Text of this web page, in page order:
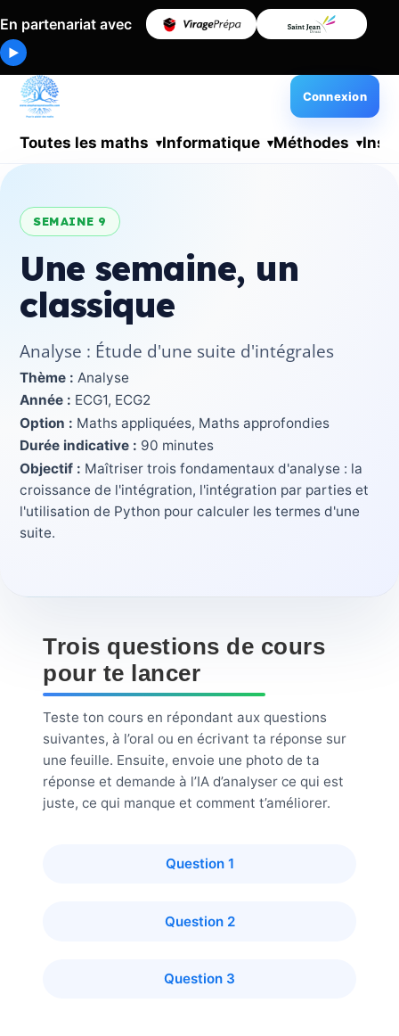
En partenariat avec
▶
Toutes les maths Informatique Méthodes
Connexion
SEMAINE 9
Une semaine, un
classique
Analyse : Étude d'une suite d'intégrales
Thème : Analyse
Année : ECG1, ECG2
Option : Maths appliquées, Maths approfondies
Durée indicative : 90 minutes
Objectif : Maîtriser trois fondamentaux d'analyse : la
croissance de l'intégration, l'intégration par parties et
l'utilisation de Python pour calculer les termes d'une
suite.
Trois questions de cours
pour te lancer
Teste ton cours en répondant aux questions
suivantes, à l’oral ou en écrivant ta réponse sur
une feuille. Ensuite, envoie une photo de ta
réponse et demande à l’IA d’analyser ce qui est
juste, ce qui manque et comment t’améliorer.
Question 1
Question 2
Question 3